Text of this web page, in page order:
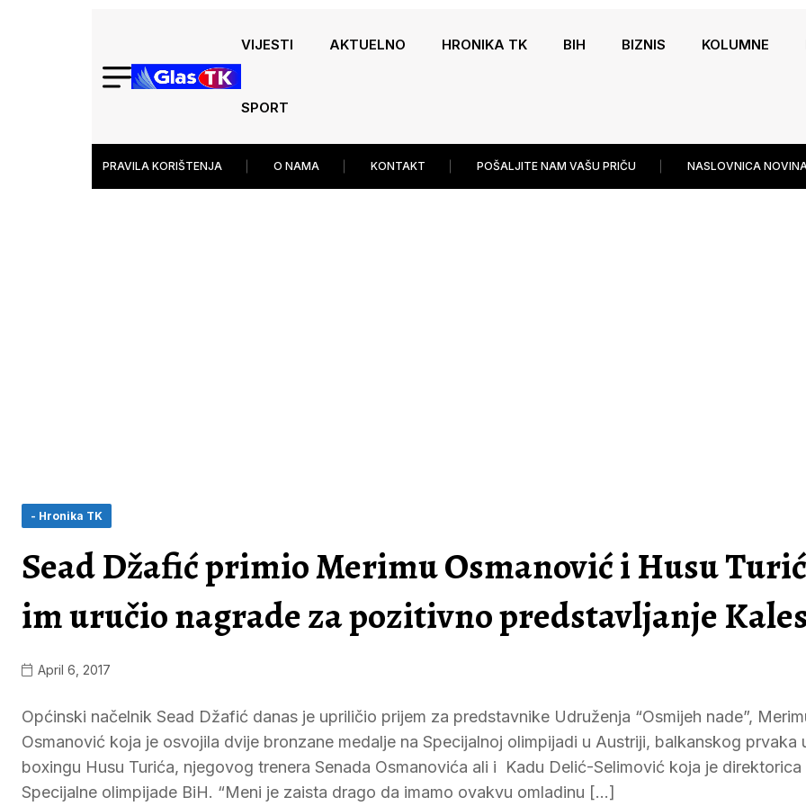
VIJESTI AKTUELNO HRONIKA TK BIH BIZNIS KOLUMNE
SPORT
PRAVILA KORIŠTENJA O NAMA KONTAKT POŠALJITE NAM VAŠU PRIČU NASLOVNICA
- Hronika TK
Sead Džafić primio Merimu Osmanović i Husu
im uručio nagrade za pozitivno predstavljanje
April 6, 2017
Općinski načelnik Sead Džafić danas je upriličio prijem za predstavnike Udruženja “Osmijeh nade”,
Osmanović koja je osvojila dvije bronzane medalje na Specijalnoj olimpijadi u Austriji, balkanskog prvaka
boxingu Husu Turića, njegovog trenera Senada Osmanovića ali i Kadu Delić-Selimović koja je direktorica
Specijalne olimpijade BiH. “Meni je zaista drago da imamo ovakvu omladinu […]